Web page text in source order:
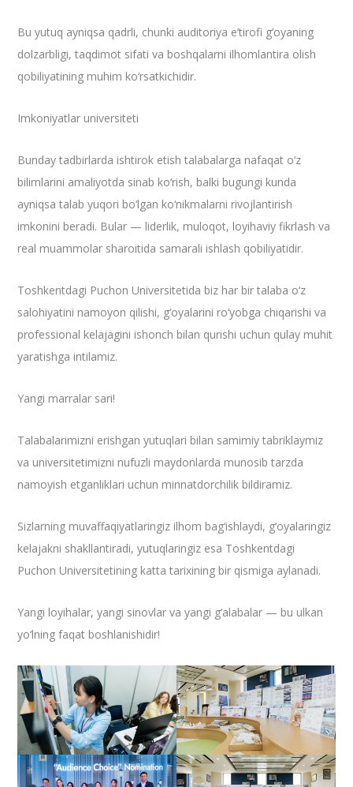
Bu yutuq ayniqsa qadrli, chunki auditoriya e’tirofi g‘oyaning
dolzarbligi, taqdimot sifati va boshqalarni ilhomlantira olish
qobiliyatining muhim ko‘rsatkichidir.
Imkoniyatlar universiteti
Bunday tadbirlarda ishtirok etish talabalarga nafaqat o‘z
bilimlarini amaliyotda sinab ko‘rish, balki bugungi kunda
ayniqsa talab yuqori bo‘lgan ko‘nikmalarni rivojlantirish
imkonini beradi. Bular — liderlik, muloqot, loyihaviy fikrlash va
real muammolar sharoitida samarali ishlash qobiliyatidir.
Toshkentdagi Puchon Universitetida biz har bir talaba o‘z
salohiyatini namoyon qilishi, g‘oyalarini ro‘yobga chiqarishi va
professional kelajagini ishonch bilan qurishi uchun qulay muhit
yaratishga intilamiz.
Yangi marralar sari!
Talabalarimizni erishgan yutuqlari bilan samimiy tabriklaymiz
va universitetimizni nufuzli maydonlarda munosib tarzda
namoyish etganliklari uchun minnatdorchilik bildiramiz.
Sizlarning muvaffaqiyatlaringiz ilhom bag‘ishlaydi, g‘oyalaringiz
kelajakni shakllantiradi, yutuqlaringiz esa Toshkentdagi
Puchon Universitetining katta tarixining bir qismiga aylanadi.
Yangi loyihalar, yangi sinovlar va yangi g‘alabalar — bu ulkan
yo‘lning faqat boshlanishidir!